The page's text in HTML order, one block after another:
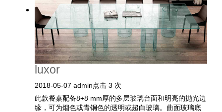
luxor
2018-05-07 admin 点击 3 次
此款餐桌配备8+8 mm厚的多层玻璃台面和明亮的抛光边
缘，可为烟色或青铜色的透明或超白玻璃。曲面玻璃底